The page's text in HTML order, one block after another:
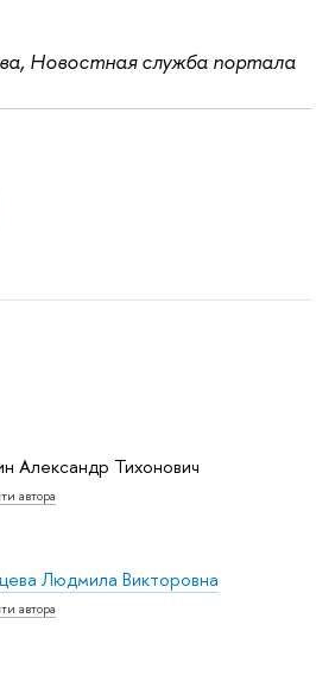
Новостная служба портала
Александр Тихонович
автора
Людмила Викторовна
автора